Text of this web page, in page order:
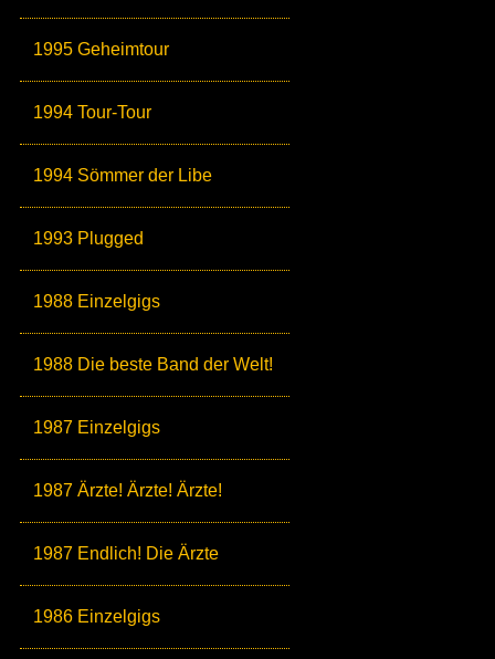
1995 Geheimtour
1994 Tour-Tour
1994 Sömmer der Libe
1993 Plugged
1988 Einzelgigs
1988 Die beste Band der Welt!
1987 Einzelgigs
1987 Ärzte! Ärzte! Ärzte!
1987 Endlich! Die Ärzte
1986 Einzelgigs